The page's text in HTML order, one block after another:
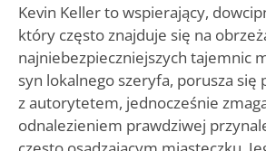
Kevin Keller to wspierający,
który często znajduje się na
najniebezpieczniejszych tajemnic
syn lokalnego szeryfa, porusza się
z autorytetem, jednocześnie
odnalezieniem prawdziwej